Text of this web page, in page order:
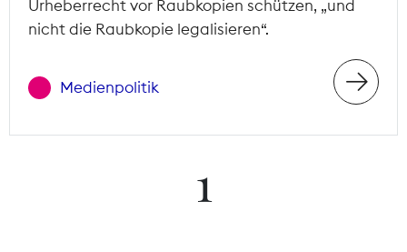
Urheberrecht vor Raubkopien schützen, „und
nicht die Raubkopie legalisieren“.
Medienpolitik
1